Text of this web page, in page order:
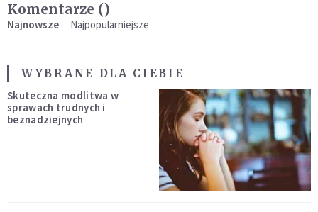
Komentarze ()
Najnowsze Najpopularniejsze
WYBRANE DLA CIEBIE
Skuteczna modlitwa w
sprawach trudnych i
beznadziejnych